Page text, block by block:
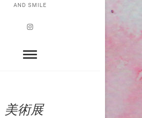
AND SMILE
Instagram
美術展